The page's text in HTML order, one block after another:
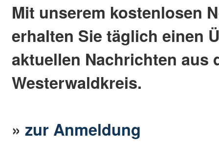
Mit unserem kostenlosen
erhalten Sie täglich einen
aktuellen Nachrichten aus
Westerwaldkreis.
»zur Anmeldung